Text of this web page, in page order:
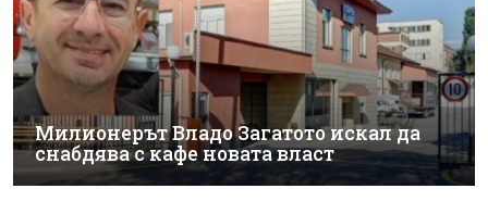
Милионерът Владо Загатото искал да
снабдява с кафе новата власт